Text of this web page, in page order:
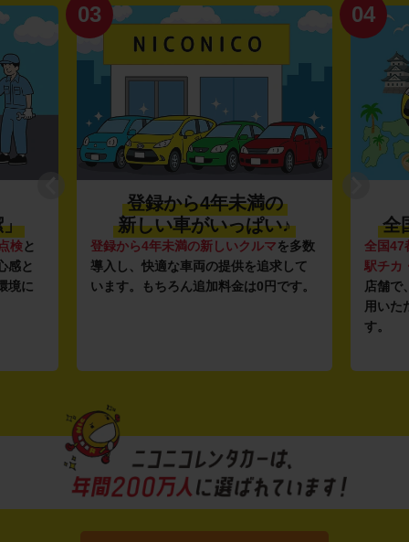
♪
を多数
して
です。
04
利便性抜群★
全国約1,500店舗を展開
全国47都道府県に1,500店舗を展開し、
駅チカ・空港周辺の店舗や24時間営業
店舗で、いつでもどこでも気軽にご利
01
安さ
ガソ
ンフ
し、
ルな